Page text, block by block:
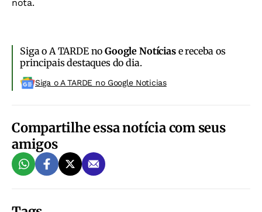
nota.
Siga o A TARDE noGoogle Notíciase receba os
principais destaques do dia.
Siga o A TARDE no Google Noticias
Compartilhe essa notícia com seus
amigos